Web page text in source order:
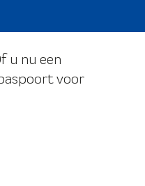
u nu een
voor